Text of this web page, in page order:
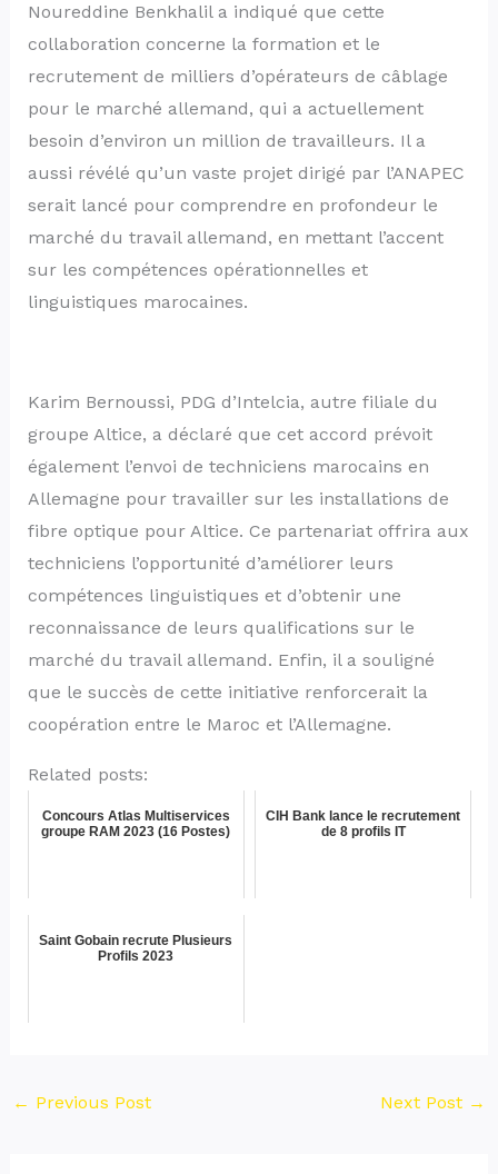
Noureddine Benkhalil a indiqué que cette
collaboration concerne la formation et le
recrutement de milliers d’opérateurs de câblage
pour le marché allemand, qui a actuellement
besoin d’environ un million de travailleurs. Il a
aussi révélé qu’un vaste projet dirigé par l’ANAPEC
serait lancé pour comprendre en profondeur le
marché du travail allemand, en mettant l’accent
sur les compétences opérationnelles et
linguistiques marocaines.
Karim Bernoussi, PDG d’Intelcia, autre filiale du
groupe Altice, a déclaré que cet accord prévoit
également l’envoi de techniciens marocains en
Allemagne pour travailler sur les installations de
fibre optique pour Altice. Ce partenariat offrira aux
techniciens l’opportunité d’améliorer leurs
compétences linguistiques et d’obtenir une
reconnaissance de leurs qualifications sur le
marché du travail allemand. Enfin, il a souligné
que le succès de cette initiative renforcerait la
coopération entre le Maroc et l’Allemagne.
Related posts:
Concours Atlas Multiservices
groupe RAM 2023 (16 Postes)
CIH Bank lance le recrutement
de 8 profils IT
Saint Gobain recrute Plusieurs
Profils 2023
← Previous Post Next Post →